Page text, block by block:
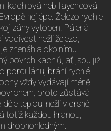
kachlová neb fayencová
nejlépe. Železo rychle
záhy vytopen. Pálená
nežli železo,
znenáhla okolnímu
povrch kachlů, ať jsou již
porculánu, brání rychlé
vždy vydávají méně
proto zůstává
teplou, nežli v drsné,
totiž každou hranou,
drobnohledným.